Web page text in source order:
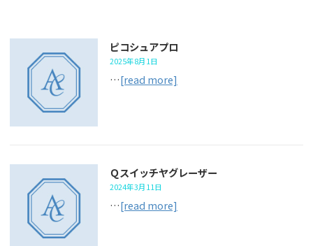
ピコシュアプロ
2025年8月1日
…[read more]
Ｑスイッチヤグレーザー
2024年3月11日
…[read more]